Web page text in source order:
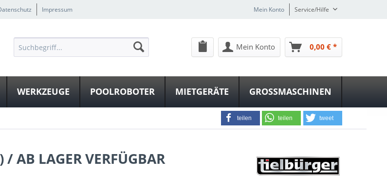
Impressum Mein Konto Service/Hilfe
Mein Konto 0,00 € *
WERKZEUGE POOLROBOTER MIETGERÄTE GROSSMASCHINEN
teilen teilen tweet
LAGER VERFÜGBAR